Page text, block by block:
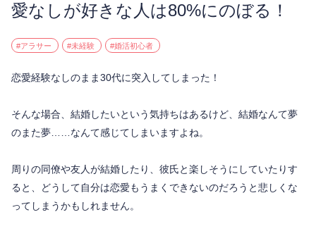
愛なしが好きな人は80%にのぼる！
#アラサー #未経験 #婚活初心者
恋愛経験なしのまま30代に突入してしまった！
そんな場合、結婚したいという気持ちはあるけど、結婚なんて夢
のまた夢……なんて感じてしまいますよね。
周りの同僚や友人が結婚したり、彼氏と楽しそうにしていたりす
ると、どうして自分は恋愛もうまくできないのだろうと悲しくな
ってしまうかもしれません。